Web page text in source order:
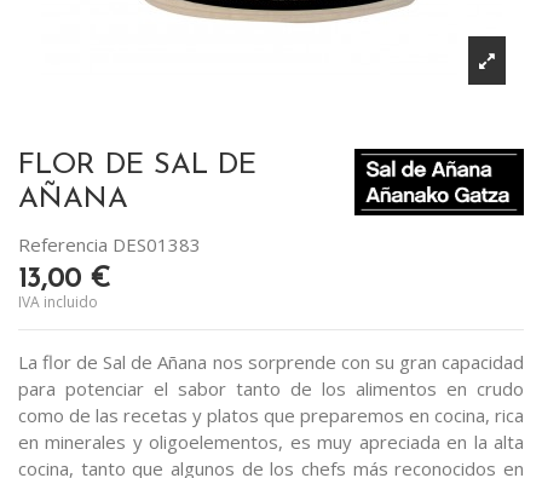
FLOR DE SAL DE
AÑANA
Referencia DES01383
13,00 €
IVA incluido
La flor de Sal de Añana nos sorprende con su gran capacidad
para potenciar el sabor tanto de los alimentos en crudo
como de las recetas y platos que preparemos en cocina, rica
en minerales y oligoelementos, es muy apreciada en la alta
cocina, tanto que algunos de los chefs más reconocidos en